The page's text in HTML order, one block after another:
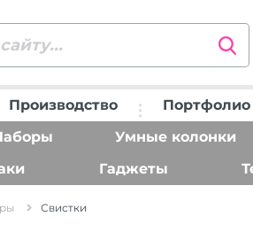
Производство Портфолио
Умные колонки
Гаджеты
Свистки